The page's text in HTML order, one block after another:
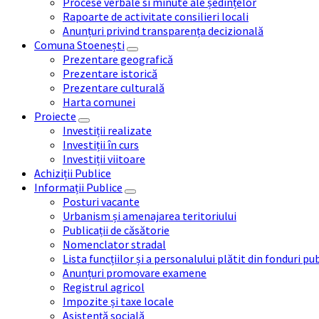
Rapoarte de activitate consilieri locali
Anunțuri privind transparența decizională
Comuna Stoenești
Prezentare geografică
Prezentare istorică
Prezentare culturală
Harta comunei
Proiecte
Investiții realizate
Investiții în curs
Investiții viitoare
Achiziții Publice
Informații Publice
Posturi vacante
Urbanism și amenajarea teritoriului
Publicații de căsătorie
Nomenclator stradal
Lista funcțiilor și a personalului plătit din fonduri
Anunțuri promovare examene
Registrul agricol
Impozite și taxe locale
Asistență socială